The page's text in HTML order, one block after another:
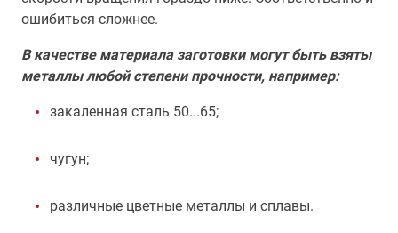
ошибиться сложнее.
В качестве материала заготовки могут быть взяты
металлы любой степени прочности, например:
закаленная сталь 50...65;
чугун;
различные цветные металлы и сплавы.